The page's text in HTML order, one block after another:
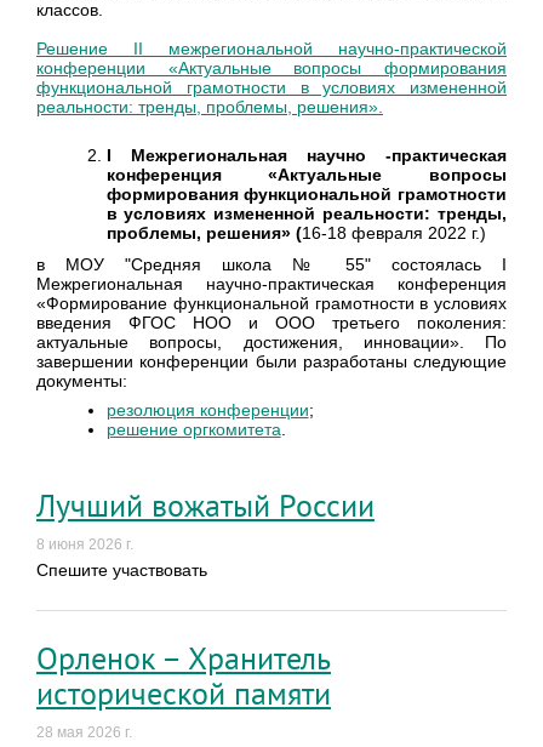
классов.
Решение II межрегиональной научно-практической
конференции «Актуальные вопросы формирования
функциональной грамотности в условиях измененной
реальности: тренды, проблемы, решения».
I Межрегиональная научно -практическая
конференция «Актуальные вопросы
формирования функциональной грамотности
в условиях измененной реальности: тренды,
проблемы, решения» (16-18 февраля 2022 г.)
в МОУ "Средняя школа № 55" состоялась I
Межрегиональная научно-практическая конференция
«Формирование функциональной грамотности в условиях
введения ФГОС НОО и ООО третьего поколения:
актуальные вопросы, достижения, инновации». По
завершении конференции были разработаны следующие
документы:
резолюция конференции;
решение оргкомитета.
Лучший вожатый России
8 июня 2026 г.
Спешите участвовать
Орленок – Хранитель
исторической памяти
28 мая 2026 г.